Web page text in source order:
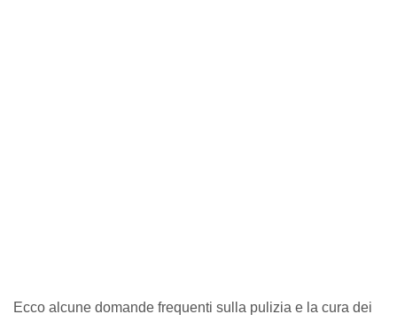
Ecco alcune domande frequenti sulla pulizia e la cura dei